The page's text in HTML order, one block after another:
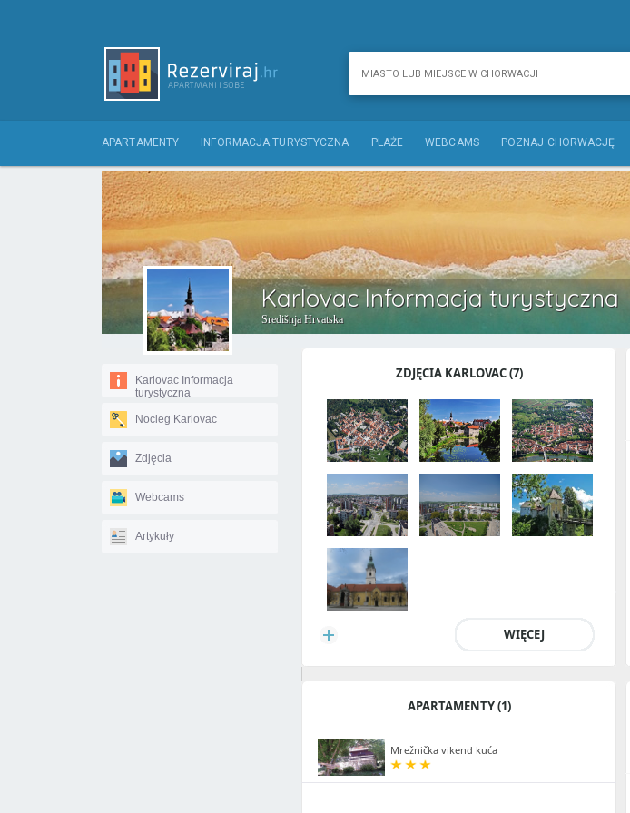
APARTAMENTY INFORMACJA TURYSTYCZNA PLAŻE WEBCAMS POZNAJ CHORWACJĘ
Karlovac Informacja turystyczna
Središnja Hrvatska
Karlovac Informacja
turystyczna
Nocleg Karlovac
Zdjęcia
Webcams
Artykuły
ZDJĘCIA KARLOVAC (7)
WIĘCEJ
APARTAMENTY (1)
Mrežnička vikend kuća